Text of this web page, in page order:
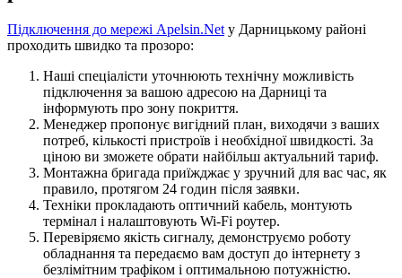
Підключення до мережі Apelsin.Net у Дарницькому районі
проходить швидко та прозоро:
Наші спеціалісти уточнюють технічну можливість
підключення за вашою адресою на Дарниці та
інформують про зону покриття.
Менеджер пропонує вигідний план, виходячи з ваших
потреб, кількості пристроїв і необхідної швидкості. За
ціною ви зможете обрати найбільш актуальний тариф.
Монтажна бригада приїжджає у зручний для вас час, як
правило, протягом 24 годин після заявки.
Техніки прокладають оптичний кабель, монтують
термінал і налаштовують Wi-Fi роутер.
Перевіряємо якість сигналу, демонструємо роботу
обладнання та передаємо вам доступ до інтернету з
безлімітним трафіком і оптимальною потужністю.